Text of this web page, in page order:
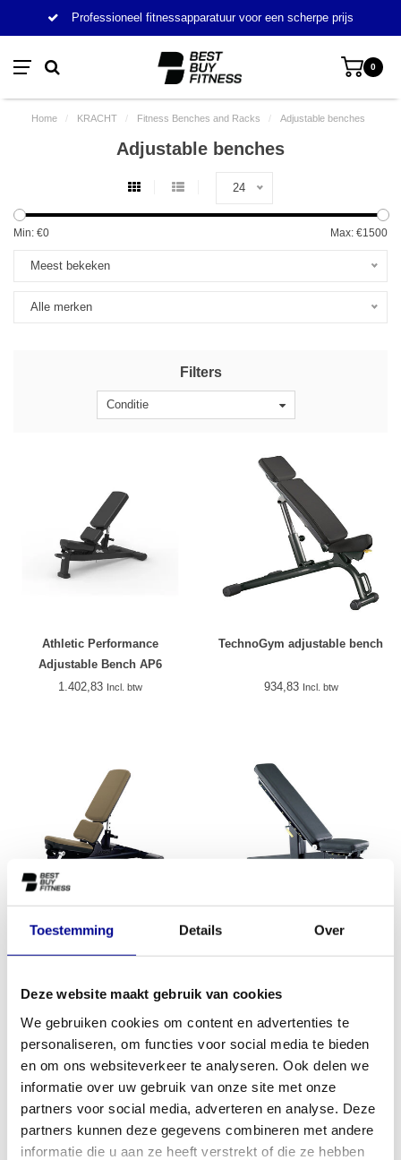
Toestemming Details Over
Deze website maakt gebruik van cookies
We gebruiken cookies om content en advertenties te
personaliseren, om functies voor social media te bieden
en om ons websiteverkeer te analyseren. Ook delen we
informatie over uw gebruik van onze site met onze
partners voor social media, adverteren en analyse. Deze
partners kunnen deze gegevens combineren met andere
informatie die u aan ze heeft verstrekt of die ze hebben
Professioneel fitnessapparatuur voor een scherpe prijs
0
Home / KRACHT / Fitness Benches and Racks / Adjustable benches
Adjustable benches
24
Min: €0 Max: €1500
Meest bekeken
Alle merken
Filters
Conditie
Athletic Performance
Adjustable Bench AP6
1.402,83 Incl. btw
TechnoGym adjustable bench
934,83 Incl. btw
Life Fitness multi adjustable